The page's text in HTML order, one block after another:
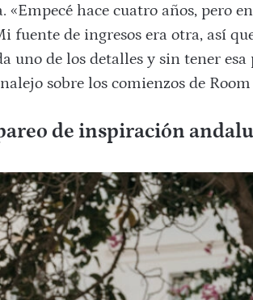
«Empecé hace cuatro años, pero
fuente de ingresos era otra, así
uno de los detalles y sin tener
sobre los comienzos de Room
de inspiración